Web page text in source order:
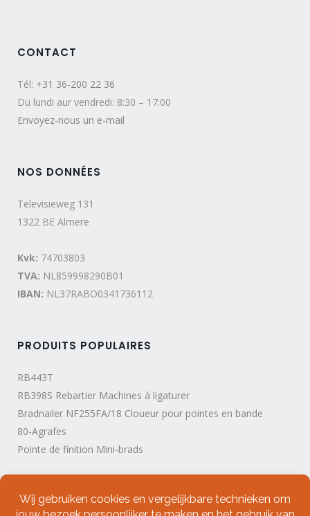
CONTACT
Tél: +31 36-200 22 36
Du lundi aur vendredi: 8:30 – 17:00
Envoyez-nous un e-mail
NOS DONNÉES
Televisieweg 131
1322 BE Almere
Kvk: 74703803
TVA: NL859998290B01
IBAN: NL37RABO0341736112
PRODUITS POPULAIRES
RB443T
RB398S Rebartier Machines à ligaturer
Bradnailer NF255FA/18 Cloueur pour pointes en bande
80-Agrafes
Pointe de finition Mini-brads